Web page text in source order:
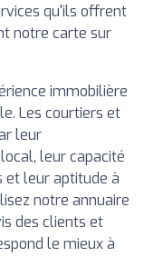
qu'ils offrent
notre carte sur
immobilière
Les courtiers et
leur
leur capacité
et leur aptitude à
notre annuaire
des clients et
le mieux à